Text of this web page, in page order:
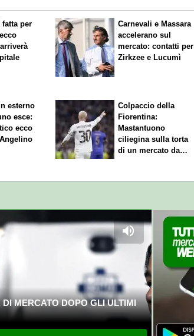
fatta per
Carnevali e Massara
accelerano sul
mercato: contatti per
Zirkzee e Lucumì
esterno
esce:
ecco
Colpaccio della
Fiorentina:
Mastantuono
ciliegina sulla torta
di un mercato da
MERCATO DOPO GLI ULTIMI